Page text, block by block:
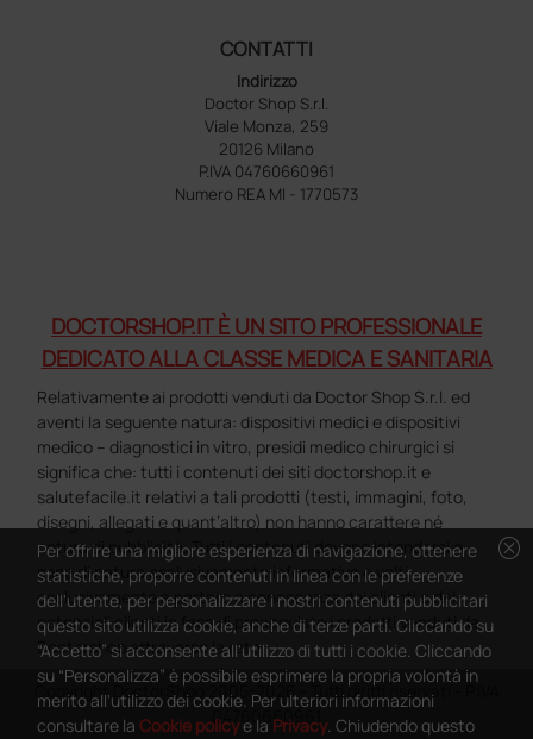
CONTATTI
Indirizzo
Doctor Shop S.r.l.
Viale Monza, 259
20126 Milano
P.IVA 04760660961
Numero REA MI - 1770573
DOCTORSHOP.IT È UN SITO PROFESSIONALE
DEDICATO ALLA CLASSE MEDICA E SANITARIA
Relativamente ai prodotti venduti da Doctor Shop S.r.l. ed
aventi la seguente natura: dispositivi medici e dispositivi
medico – diagnostici in vitro, presidi medico chirurgici si
significa che: tutti i contenuti dei siti doctorshop.it e
salutefacile.it relativi a tali prodotti (testi, immagini, foto,
disegni, allegati e quant’altro) non hanno carattere né
natura di pubblicità. Tutti i contenuti devono intendersi e
sono di natura esclusivamente informativa e volti
esclusivamente a portare a conoscenza dei clienti e dei
potenziali clienti in fase di preacquisto i prodotti venduti da
Doctorshop attraverso la rete.
Copyright DoctorShop 2005-2026 - Tutti diritti riservati - P.IVA
04760660961
cancel
Per offrire una migliore esperienza di navigazione, ottenere
statistiche, proporre contenuti in linea con le preferenze
dell'utente, per personalizzare i nostri contenuti pubblicitari
questo sito utilizza cookie, anche di terze parti. Cliccando su
“Accetto” si acconsente all'utilizzo di tutti i cookie. Cliccando
su “Personalizza” è possibile esprimere la propria volontà in
merito all'utilizzo dei cookie. Per ulteriori informazioni
consultare la Cookie policye la Privacy. Chiudendo questo